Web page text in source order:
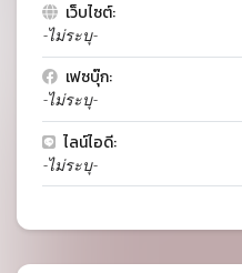
เว็บไซต์:
-ไม่ระบุ-
เฟซบุ๊ก:
-ไม่ระบุ-
ไลน์ไอดี:
-ไม่ระบุ-